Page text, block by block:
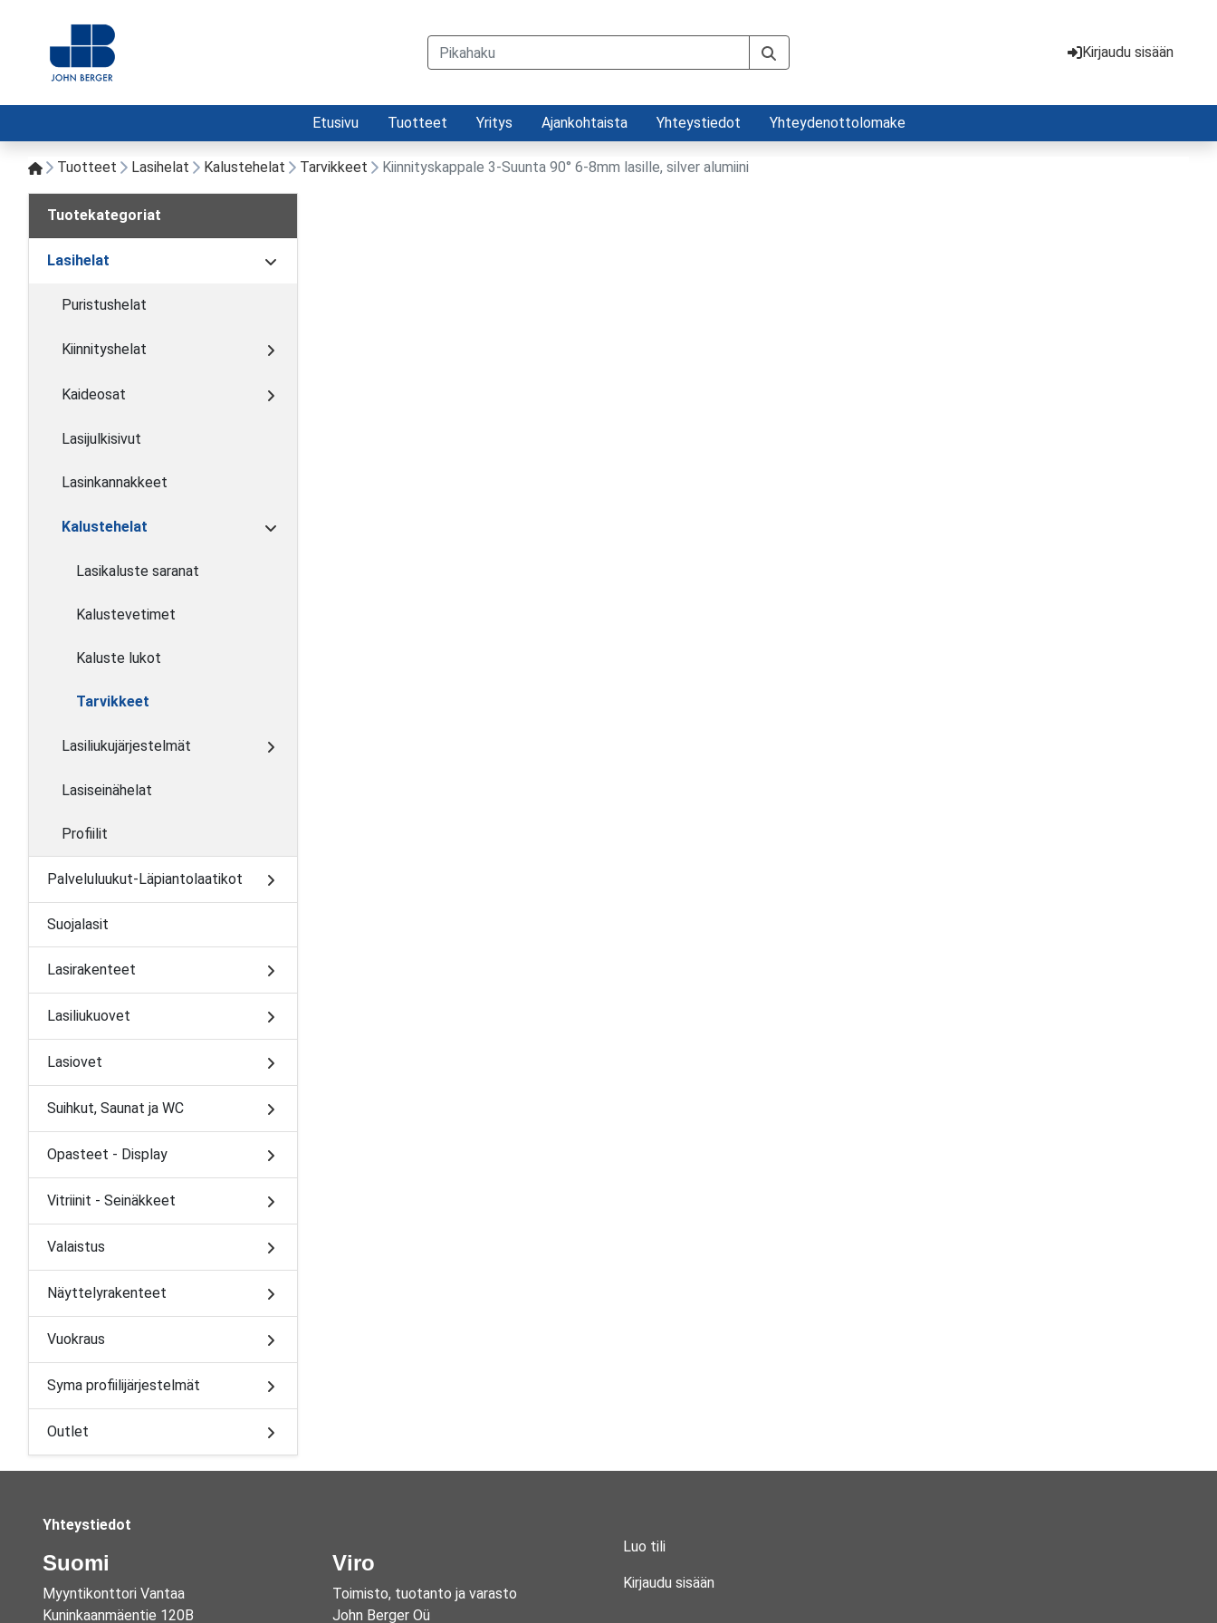
Kirjaudu sisään
Etusivu Tuotteet Yritys Ajankohtaista Yhteystiedot Yhteydenottolomake
Tuotteet Lasihelat Kalustehelat Tarvikkeet Kiinnityskappale 3-Suunta 90° 6-8mm lasille, silver alumiini
Tuotekategoriat
Lasihelat
Puristushelat
Kiinnityshelat
Kaideosat
Lasijulkisivut
Lasinkannakkeet
Kalustehelat
Lasikaluste saranat
Kalustevetimet
Kaluste lukot
Tarvikkeet
Lasiliukujärjestelmät
Lasiseinähelat
Profiilit
Palveluluukut-Läpiantolaatikot
Suojalasit
Lasirakenteet
Lasiliukuovet
Lasiovet
Suihkut, Saunat ja WC
Opasteet - Display
Vitriinit - Seinäkkeet
Valaistus
Näyttelyrakenteet
Vuokraus
Syma profiilijärjestelmät
Outlet
Yhteystiedot
Suomi
Myyntikonttori Vantaa
Kuninkaanmäentie 120B
Viro
Toimisto, tuotanto ja varasto
John Berger Oü
Luo tili
Kirjaudu sisään